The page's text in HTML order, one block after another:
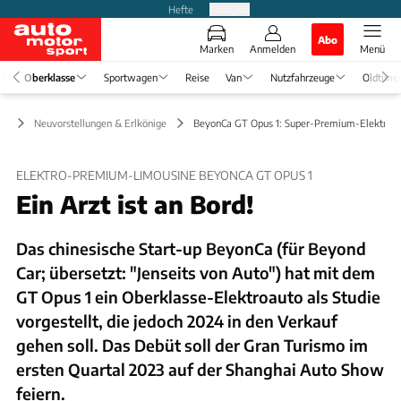
Hefte
Marken Anmelden
Abo
Menü
Oberklasse Sportwagen Reise Van Nutzfahrzeuge Oldtimer
Neuvorstellungen & Erlkönige BeyonCa GT Opus 1: Super-Premium-
ELEKTRO-PREMIUM-LIMOUSINE BEYONCA GT OPUS 1
Ein Arzt ist an Bord!
Das chinesische Start-up BeyonCa (für Beyond
Car; übersetzt: "Jenseits von Auto") hat mit dem
GT Opus 1 ein Oberklasse-Elektroauto als Studie
vorgestellt, die jedoch 2024 in den Verkauf
gehen soll. Das Debüt soll der Gran Turismo im
ersten Quartal 2023 auf der Shanghai Auto Show
feiern.